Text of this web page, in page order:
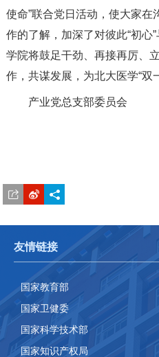
使命”联合党日活动，使大家在
作的了解，加深了对彼此“初心
学院将鼓足干劲、再接再厉、
作，共谋发展，为北大医学“双
产业党总支部委员会
友情链接
国家教育部
国家卫健委
国家科学技术部
国家知识产权局